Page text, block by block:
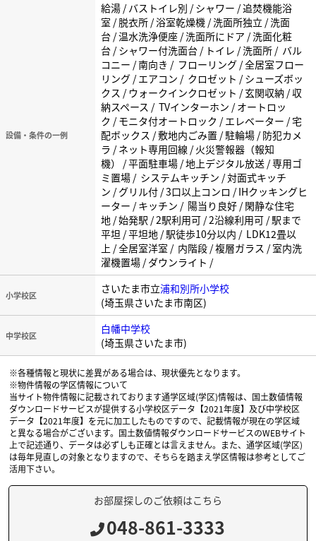
設備・条件の一例
給湯 / バストイレ別 / シャワー / 追焚機能浴
室 / 脱衣所 / 浴室乾燥機 / 洗面所独立 / 洗面
台 / 温水洗浄便座 / 洗面所にドア / 洗面化粧
台 / シャワー付洗面台 / トイレ / 洗面所 / バル
コニー / 南向き / フローリング / 全居室フロー
リング / エアコン / クロゼット / シューズボッ
クス / ウォークインクロゼット / 玄関収納 / 収
納スペース / TVインターホン / オートロッ
ク / モニタ付オートロック / エレベーター / 宅
配ボックス / 敷地内ごみ置 / 駐輪場 / 防犯カメ
ラ / ネット専用回線 / 火災警報器（報知
機） / 平面駐車場 / 地上デジタル放送 / 専用ゴ
ミ置場 / システムキッチン / 対面式キッチ
ン / グリル付 / 3口以上コンロ / IHクッキングヒ
ーター / キッチン / 陽当り良好 / 閑静な住宅
地 / 始発駅 / 2駅利用可 / 2沿線利用可 / 駅まで
平坦 / 平坦地 / 駅徒歩10分以内 / LDK12畳以
上 / 全居室洋室 / 内階段 / 複層ガラス / 室内洗
濯機置場 / ダウンライト /
小学校区 さいたま市立浦和別所小学校
(埼玉県さいたま市南区)
中学校区
白幡中学校
(埼玉県さいたま市)
※各種情報と現状に差異がある場合は、現状優先となります。
※物件情報の学区情報について
当サイト物件情報に記載されております通学区域(学区)情報は、国土数値情報
ダウンロードサービスが提供する小学校区データ【2021年度】及び中学校区
データ【2021年度】を元に加工したものですので、記載情報が現在の学区域
と異なる場合がございます。国土数値情報ダウンロードサービスのWEBサイト
上で記述通り、データは必ずしも正確とは言えません。また、通学区域(学区)
は毎年見直しの対象となりますので、そちらを踏まえ学区情報は参考としてご
活用下さい。
お部屋探しのご依頼はこちら
048-861-3333